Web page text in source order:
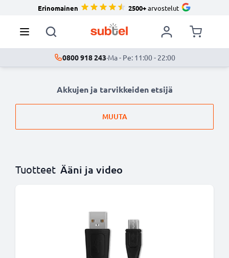
Erinomainen 2500+arvostelut
0800 918 243·Ma - Pe: 11:00 - 22:00
Akkujen ja tarvikkeiden etsijä
MUUTA
Tuotteet Ääni ja video